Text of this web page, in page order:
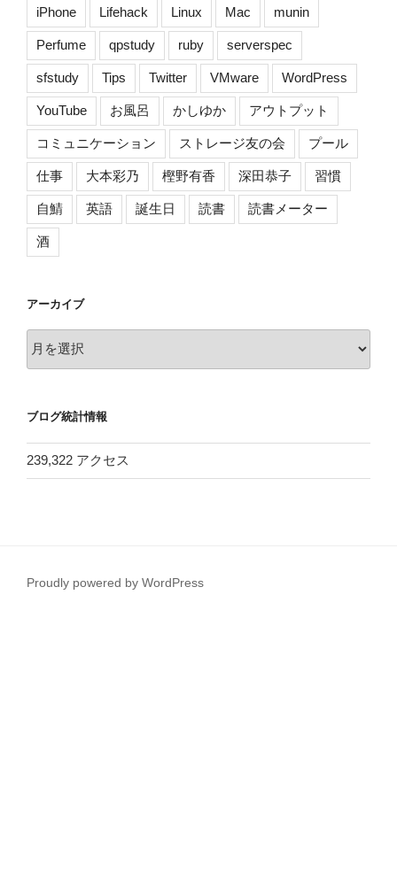
背]”
の
iPhone Lifehack Linux Mac munin
Perfume qpstudy ruby serverspec
sfstudy Tips Twitter VMware WordPress
YouTube お風呂 かしゆか アウトプット
コミュニケーション ストレージ友の会 プール
仕事 大本彩乃 樫野有香 深田恭子 習慣
自鯖 英語 誕生日 読書 読書メーター
酒
アーカイブ
ー
ブ
ブログ統計情報
239,322 アクセス
Proudly powered by WordPress